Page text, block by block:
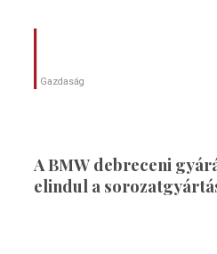
Gazdaság
A BMW debreceni
elindul a